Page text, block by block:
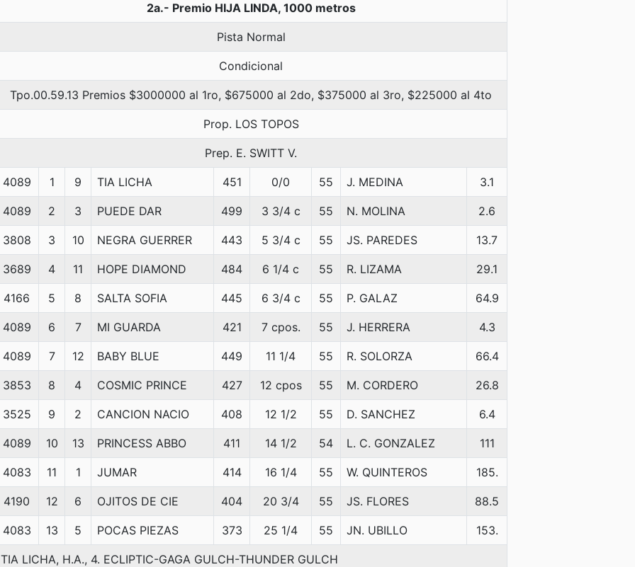
2a.- Premio HIJA LINDA, 1000 metros
Pista Normal
Condicional
Tpo.00.59.13 Premios $3000000 al 1ro, $675000 al 2do, $375000 al 3ro, $225000 al 4to
Prop. LOS TOPOS
Prep. E. SWITT V.
4089 1 9 TIA LICHA 451 0/0 55 J. MEDINA 3.1
4089 2 3 PUEDE DAR 499 3 3/4 c 55 N. MOLINA 2.6
3808 3 10 NEGRA GUERRER 443 5 3/4 c 55 JS. PAREDES 13.7
3689 4 11 HOPE DIAMOND 484 6 1/4 c 55 R. LIZAMA 29.1
4166 5 8 SALTA SOFIA 445 6 3/4 c 55 P. GALAZ 64.9
4089 6 7 MI GUARDA 421 7 cpos. 55 J. HERRERA 4.3
4089 7 12 BABY BLUE 449 11 1/4 55 R. SOLORZA 66.4
3853 8 4 COSMIC PRINCE 427 12 cpos 55 M. CORDERO 26.8
3525 9 2 CANCION NACIO 408 12 1/2 55 D. SANCHEZ 6.4
4089 10 13 PRINCESS ABBO 411 14 1/2 54 L. C. GONZALEZ 111
4083 11 1 JUMAR 414 16 1/4 55 W. QUINTEROS 185.
4190 12 6 OJITOS DE CIE 404 20 3/4 55 JS. FLORES 88.5
4083 13 5 POCAS PIEZAS 373 25 1/4 55 JN. UBILLO 153.
TIA LICHA, H.A., 4. ECLIPTIC-GAGA GULCH-THUNDER GULCH